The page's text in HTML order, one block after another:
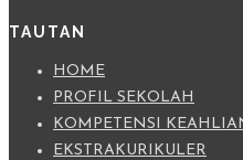
TAUTAN
HOME
PROFIL SEKOLAH
KOMPETENSI
EKSTRAKURIKULER